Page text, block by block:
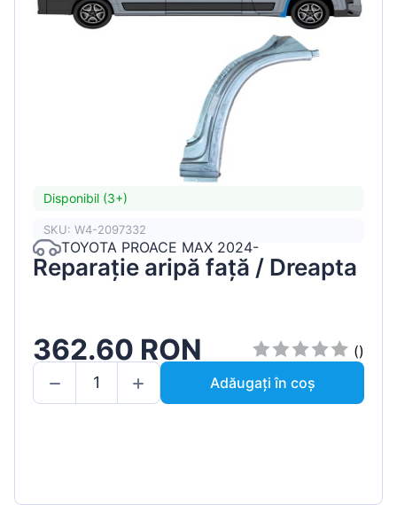
Disponibil (3+)
SKU: W4-2097332
TOYOTA PROACE MAX 2024-
Reparație aripă față / Dreapta
362.60 RON
()
Adăugați în coș